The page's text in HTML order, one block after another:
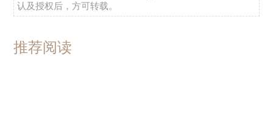
认及授权后，方可转载。
推荐阅读